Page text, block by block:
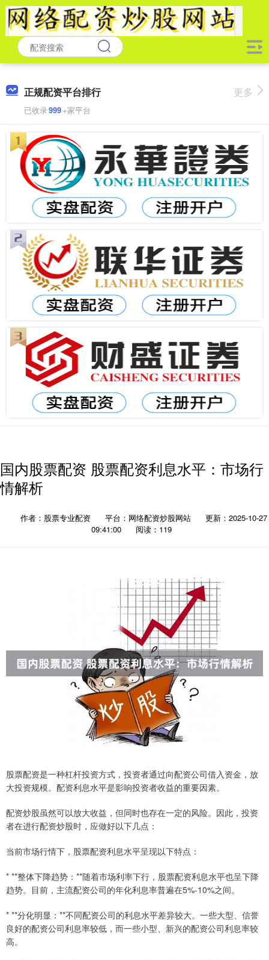
正规配资平台排行
已收录999+家平台
更多
国内股票配资 股票配资利息水平：市场行
情解析
作者：股票专业配资 平台：网络配资炒股网站
更新：2025-10-27
09:41:00
阅读：119
股票配资是一种杠杆投资方式，投资者通过向配资公司借入资金，放
大投资规模。配资利息水平是影响投资者收益的重要因素。
配资炒股虽然可以放大收益，但同时也存在一定的风险。因此，投资
者在进行配资炒股时，应做好以下几点：
当前市场行情下，股票配资利息水平呈现以下特点：
* **整体下降趋势：**随着市场利率下行，股票配资利息水平也呈下降
趋势。目前，主流配资公司的年化利息率普遍在5%-10%之间。
* **分化明显：**不同配资公司的利息水平差异较大。一些大型、信誉
良好的配资公司利息率较低，而一些小型、新兴的配资公司利息率较
高。